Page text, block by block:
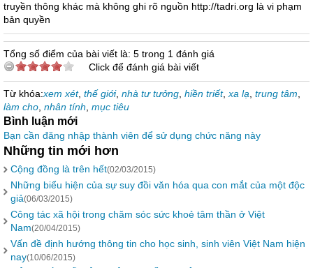
truyền thông khác mà không ghi rõ nguồn http://tadri.org là vi phạm
bản quyền
Tổng số điểm của bài viết là: 5 trong 1 đánh giá
Click để đánh giá bài viết
Từ khóa:xem xét, thế giới, nhà tư tưởng hiền triết, xa lạ trung tâm
làm cho nhân tính mục tiêu
Bình luận mới
Bạn cần đăng nhập thành viên để sử dụng chức năng này
Những tin mới hơn
Cộng đồng là trên hết(02/03/2015)
Những biểu hiện của sự suy đồi văn hóa qua con mắt của một độc
giả(06/03/2015)
Công tác xã hội trong chăm sóc sức khoẻ tâm thần ở Việt
Nam(20/04/2015)
Vấn đề định hướng thông tin cho học sinh, sinh viên Việt Nam hiện
nay(10/06/2015)